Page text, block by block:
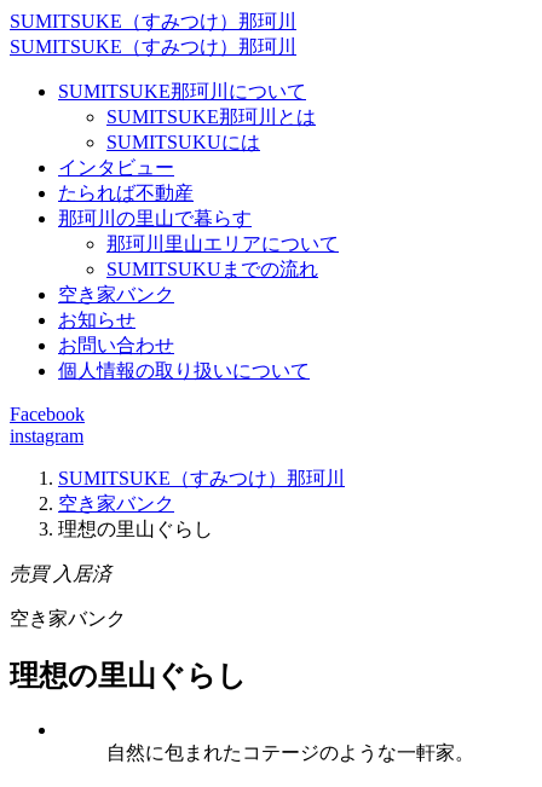
SUMITSUKE（すみつけ）那珂川
SUMITSUKE（すみつけ）那珂川
SUMITSUKE那珂川について
SUMITSUKE那珂川とは
SUMITSUKUには
インタビュー
たられば不動産
那珂川の里山で暮らす
那珂川里山エリアについて
SUMITSUKUまでの流れ
空き家バンク
お知らせ
お問い合わせ
個人情報の取り扱いについて
Facebook
instagram
SUMITSUKE（すみつけ）那珂川
空き家バンク
理想の里山ぐらし
売買 入居済
空き家バンク
理想の里山ぐらし
自然に包まれたコテージのような一軒家。